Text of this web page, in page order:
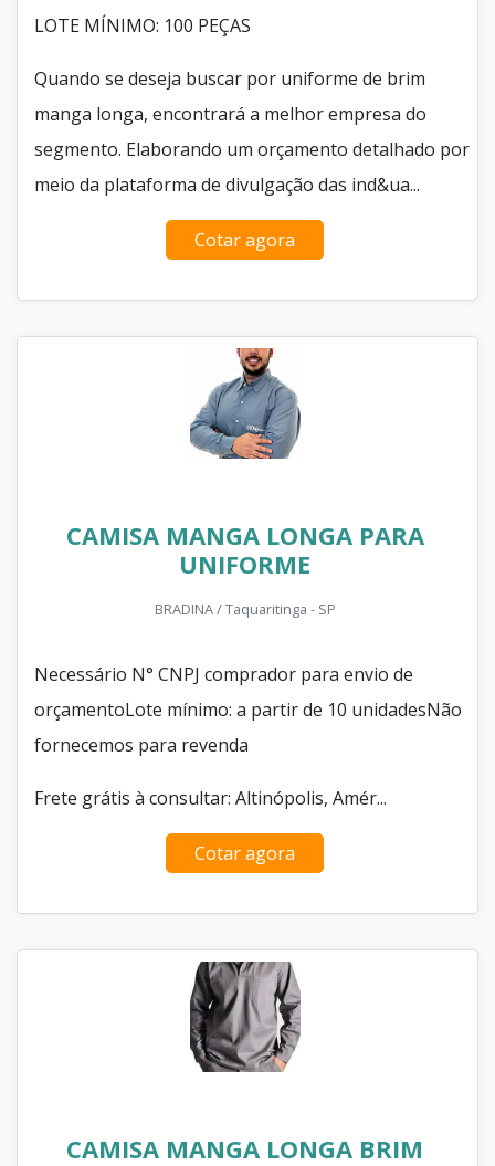
LOTE MÍNIMO: 100 PEÇAS
Quando se deseja buscar por uniforme de brim
manga longa, encontrará a melhor empresa do
segmento. Elaborando um orçamento detalhado por
meio da plataforma de divulgação das ind&ua...
Cotar agora
CAMISA MANGA LONGA PARA
UNIFORME
BRADINA / Taquaritinga - SP
Necessário N° CNPJ comprador para envio de
orçamentoLote mínimo: a partir de 10 unidadesNão
fornecemos para revenda
Frete grátis à consultar: Altinópolis, Amér...
Cotar agora
CAMISA MANGA LONGA BRIM